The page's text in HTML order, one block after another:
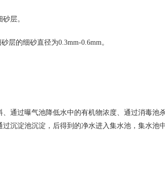
层。
的细砂直径为0.3mm-0.6mm。
过曝气池降低水中的有机物浓度、通过消毒池
沉淀池沉淀，后得到的净水进入集水池，集水池